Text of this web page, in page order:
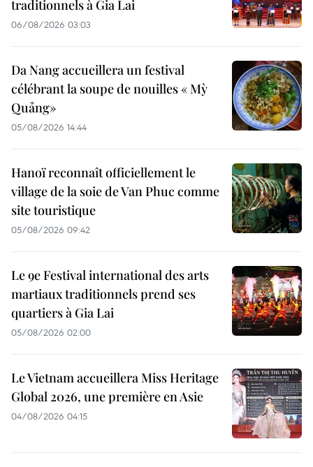
traditionnels à Gia Lai
06/08/2026 03:03
Da Nang accueillera un festival
célébrant la soupe de nouilles « Mỳ
Quảng»
05/08/2026 14:44
Hanoï reconnaît officiellement le
village de la soie de Van Phuc comme
site touristique
05/08/2026 09:42
Le 9e Festival international des arts
martiaux traditionnels prend ses
quartiers à Gia Lai
05/08/2026 02:00
Le Vietnam accueillera Miss Heritage
Global 2026, une première en Asie
04/08/2026 04:15